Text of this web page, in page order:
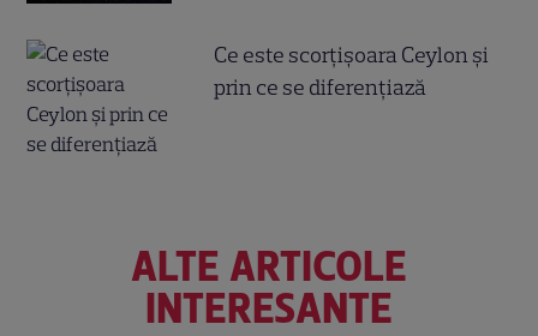
Ce este scorțișoara Ceylon și
prin ce se diferențiază
ALTE ARTICOLE
INTERESANTE